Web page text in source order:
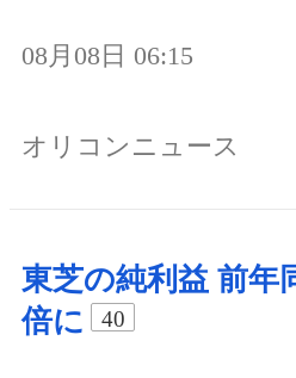
08月08日 06:15
オリコンニュース
東芝の純利益 前年
倍に
40